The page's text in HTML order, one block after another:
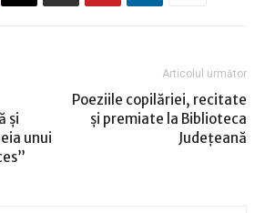
şi
unui
Articolul următor
Poeziile copilăriei, recitate
şi premiate la Biblioteca
Judeţeană